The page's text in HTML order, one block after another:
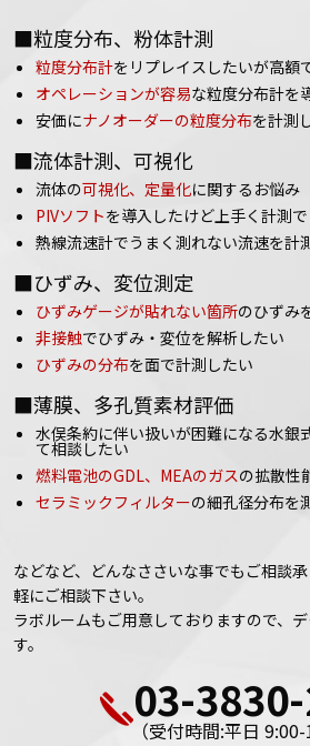
■粒度分布、粉体計測
粒度分布計をリプレイスしたいが高額
オペレーションが容易な粒度分布計を
安価にナノオーダーの粒度分布を計測
■流体計測、可視化
流体の可視化、定量化に関するお悩み
PIVソフトを導入したけど上手く計測
熱線流速計でうまく測れない流速を計
■ひずみ、変位測定
ひずみゲージが貼れない箇所のひずみ
非接触でひずみ・変位を解析したい
ひずみの分布を面で計測したい
■薄膜、多孔質素材評価
水俣条約に伴い扱いが困難になる水銀
て相談したい
燃料電池のGDL、MEAのガスの拡散性
セラミックフィルターの細孔径分布を
などなど、どんなささいな事でもご相談
軽にご相談下さい。
ラボルームもご用意しておりますので、
す。
03-
（受付時間:平日 9:00-